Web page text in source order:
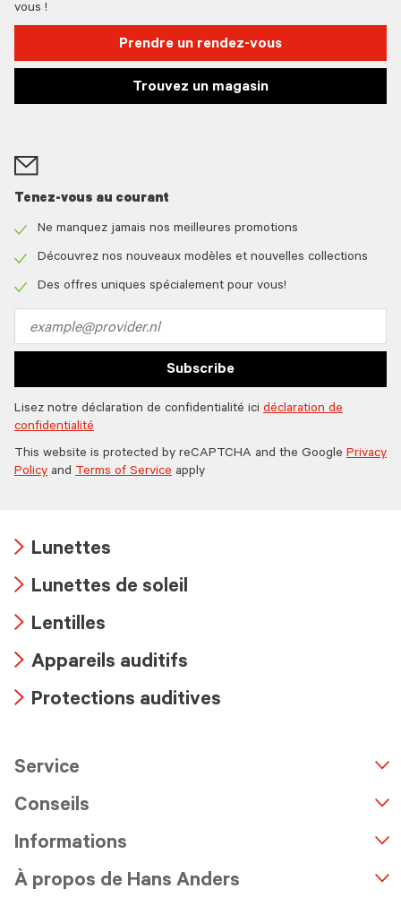
vous !
Prendre un rendez-vous
Trouvez un magasin
Tenez-vous au courant
icon
Ne manquez jamais nos meilleures promotions
icon
Découvrez nos nouveaux modèles et nouvelles collections
Des offres uniques spécialement pour vous!
address
Subscribe
Lisez notre déclaration de confidentialité ici déclaration de
confidentialité
This website is protected by reCAPTCHA and the Google Privacy
Policy and Terms of Service apply
icon
Lunettes
icon
Lunettes de soleil
icon
Lentilles
icon
Appareils auditifs
Protections auditives
Service
Conseils
Informations
À propos de Hans Anders